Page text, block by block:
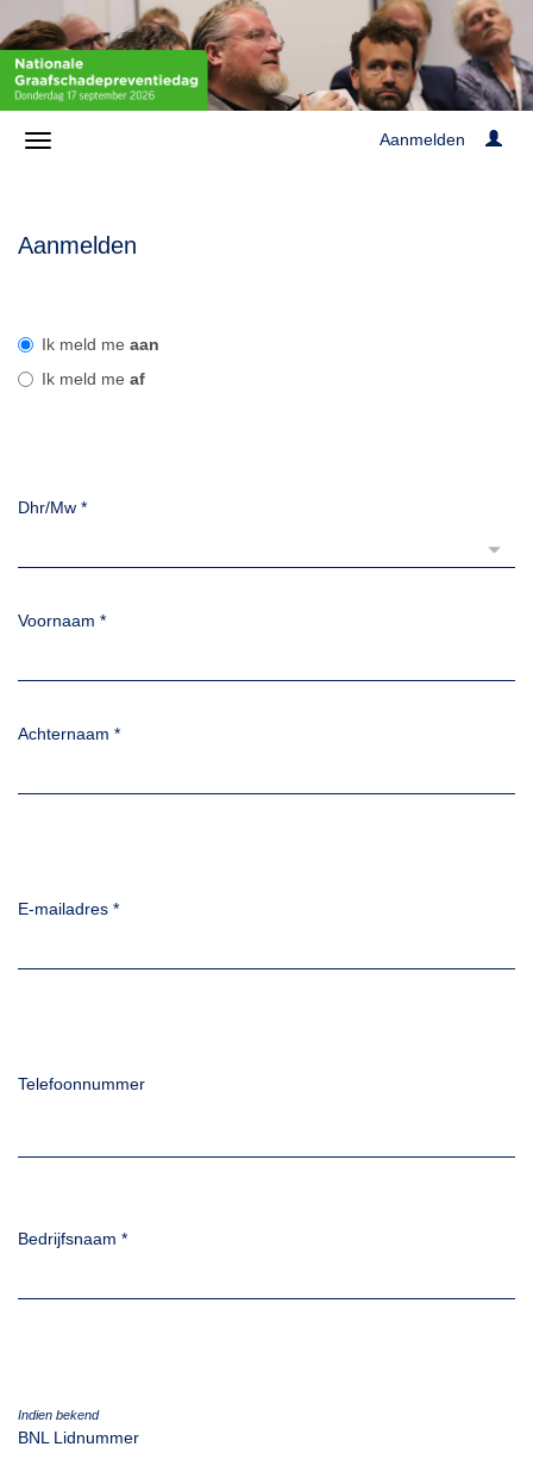
Aanmelden
Aanmelden
Ik meld me aan
Ik meld me af
Dhr/Mw *
Voornaam *
Achternaam *
E-mailadres *
Telefoonnummer
Bedrijfsnaam *
Indien bekend
BNL Lidnummer